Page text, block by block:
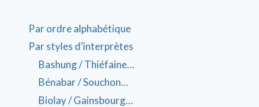
Par ordre alphabétique
Par styles d’interprètes
Bashung / Thiéfaine…
Bénabar / Souchon…
Biolay / Gainsbourg…